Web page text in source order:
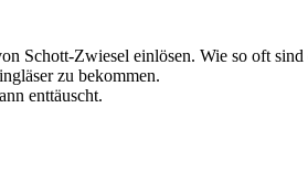
Schott-Zwiesel einlösen. Wie so oft
zu bekommen.
enttäuscht.